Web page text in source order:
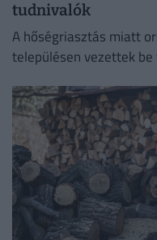
tudnivalók
A hőségriasztás miatt
településen vezettek